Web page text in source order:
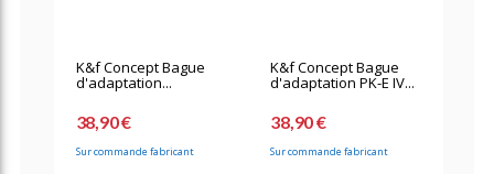
K&f Concept Bague
d'adaptation...
38,90 €
Sur commande fabricant
K&f Concept Bague
d'adaptation PK-E IV...
38,90 €
Sur commande fabricant